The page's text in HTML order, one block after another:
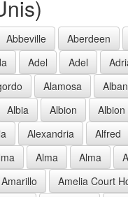
Abbeville Aberdeen
Adel Adel
Alamosa
Albia Albion Albion
Alexandria Alfred
Alma Alma
Amarillo Amelia Court